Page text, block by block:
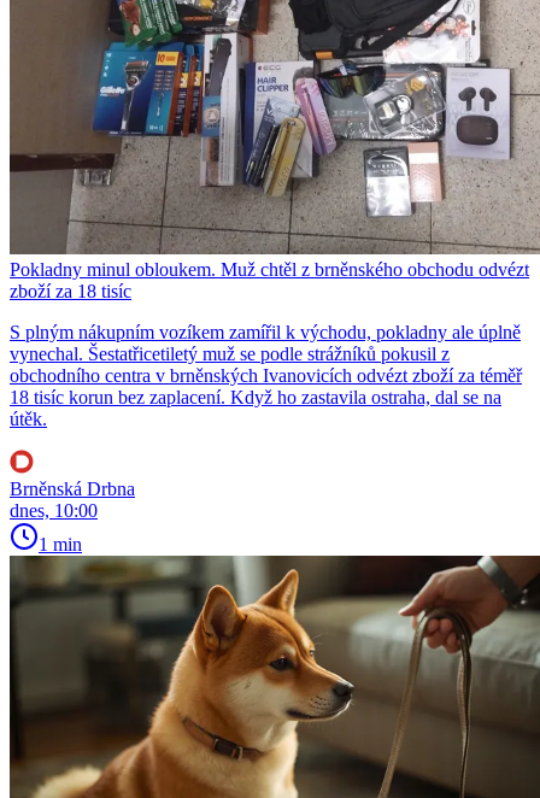
Pokladny minul obloukem. Muž chtěl z brněnského obchodu odvézt
zboží za 18 tisíc
S plným nákupním vozíkem zamířil k východu, pokladny ale úplně
vynechal. Šestatřicetiletý muž se podle strážníků pokusil z
obchodního centra v brněnských Ivanovicích odvézt zboží za téměř
18 tisíc korun bez zaplacení. Když ho zastavila ostraha, dal se na
útěk.
Brněnská Drbna
dnes, 10:00
1 min